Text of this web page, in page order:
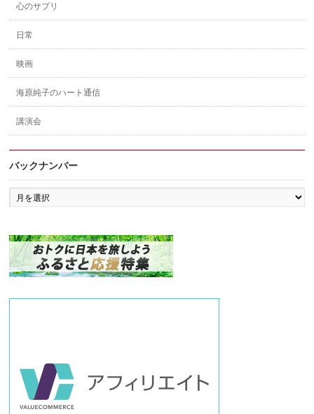
心のサプリ
日常
映画
海原純子のハート通信
講演会
バックナンバー
バ
ッ
ン
バ
ー